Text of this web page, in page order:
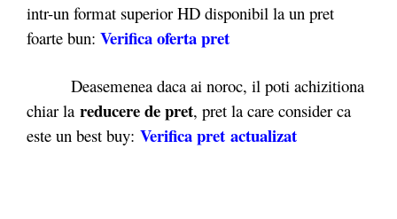
intr-un format superior HD disponibil la un pret
foarte bun: Verifica oferta pret
Deasemenea daca ai noroc, il poti achizitiona
chiar la reducere de pret, pret la care consider ca
este un best buy: Verifica pret actualizat